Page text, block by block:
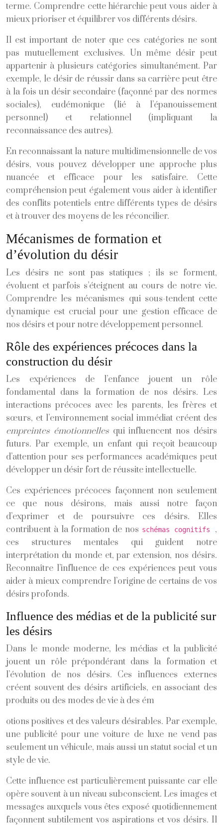
terme. Comprendre cette hiérarchie peut vous aider à
mieux prioriser et équilibrer vos différents désirs.
Il est important de noter que ces catégories ne sont
pas mutuellement exclusives. Un même désir peut
appartenir à plusieurs catégories simultanément. Par
exemple, le désir de réussir dans sa carrière peut être
à la fois un désir secondaire (façonné par des normes
sociales), eudémonique (lié à l’épanouissement
personnel) et relationnel (impliquant la
reconnaissance des autres).
En reconnaissant la nature multidimensionnelle de vos
désirs, vous pouvez développer une approche plus
nuancée et efficace pour les satisfaire. Cette
compréhension peut également vous aider à identifier
des conflits potentiels entre différents types de désirs
et à trouver des moyens de les réconcilier.
Mécanismes de formation et
d’évolution du désir
Les désirs ne sont pas statiques ; ils se forment,
évoluent et parfois s’éteignent au cours de notre vie.
Comprendre les mécanismes qui sous-tendent cette
dynamique est crucial pour une gestion efficace de
nos désirs et pour notre développement personnel.
Rôle des expériences précoces dans la
construction du désir
Les expériences de l’enfance jouent un rôle
fondamental dans la formation de nos désirs. Les
interactions précoces avec les parents, les frères et
sœurs, et l’environnement social immédiat créent des
empreintes émotionnelles qui influencent nos désirs
futurs. Par exemple, un enfant qui reçoit beaucoup
d’attention pour ses performances académiques peut
développer un désir fort de réussite intellectuelle.
Ces expériences précoces façonnent non seulement
ce que nous désirons, mais aussi notre façon
d’exprimer et de poursuivre ces désirs. Elles
contribuent à la formation de nos schémas cognitifs ,
ces structures mentales qui guident notre
interprétation du monde et, par extension, nos désirs.
Reconnaître l’influence de ces expériences peut vous
aider à mieux comprendre l’origine de certains de vos
désirs profonds.
Influence des médias et de la publicité sur
les désirs
Dans le monde moderne, les médias et la publicité
jouent un rôle prépondérant dans la formation et
l’évolution de nos désirs. Ces influences externes
créent souvent des désirs artificiels, en associant des
produits ou des modes de vie à des ém
otions positives et des valeurs désirables. Par exemple,
une publicité pour une voiture de luxe ne vend pas
seulement un véhicule, mais aussi un statut social et un
style de vie.
Cette influence est particulièrement puissante car elle
opère souvent à un niveau subconscient. Les images et
messages auxquels vous êtes exposé quotidiennement
façonnent subtilement vos aspirations et vos désirs. Il